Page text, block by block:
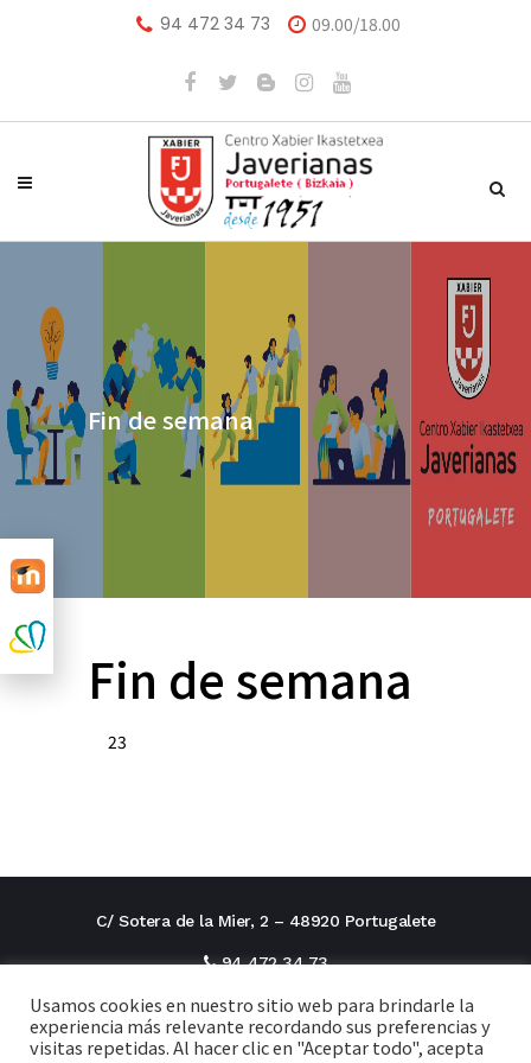
94 472 34 73 09.00/18.00
Fin de semana
Fin de semana
23
C/ Sotera de la Mier, 2 – 48920 Portugalete
94 472 34 73
direcciontitular@cxi.fjaverianas.com
secretaria@cxi.fjaverianas.com
Usamos cookies en nuestro sitio web para brindarle la
experiencia más relevante recordando sus preferencias y
visitas repetidas. Al hacer clic en "Aceptar todo", acepta